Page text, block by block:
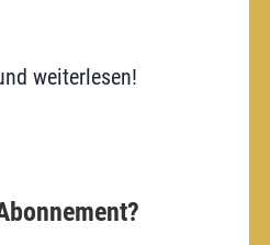
weiterlesen!